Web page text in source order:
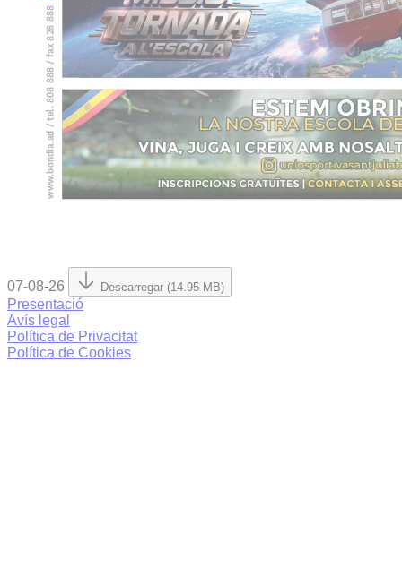
07-08-26 Descarregar (14.95 MB)
Presentació
Avís legal
Política de Privacitat
Política de Cookies